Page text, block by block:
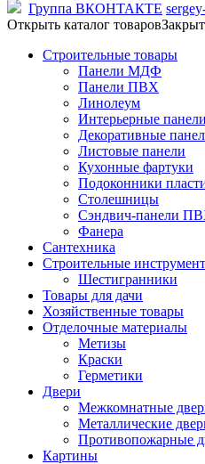
Группа ВКОНТАКТЕ
Открыть каталог товаров
Строительные товары
Панели МДФ
Панели ПВХ
Линолеум
Интерьерные панели
Декоративные
Листовые панели
Кухонные фартуки
Подоконники
Столешницы
Сэндвич-панели
Фанера
Сантехника
Строительные
Шестигранники
Товары для дачи
Хозяйственные товары
Отделочные материалы
Метизы
Краски
Герметики
Двери
Межкомнатные
Металлические
Противопожарные
Картины